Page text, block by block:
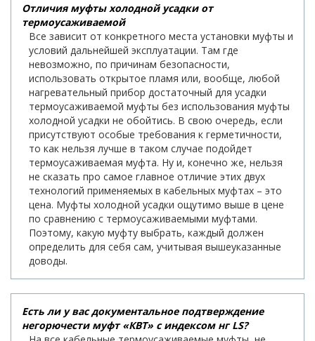
Отличия муфты холодной усадки от
термоусаживаемой
Все зависит от конкретного места установки муфты и
условий дальнейшей эксплуатации. Там где
невозможно, по причинам безопасности,
использовать открытое пламя или, вообще, любой
нагревательный прибор достаточный для усадки
термоусаживаемой муфты без использования муфты
холодной усадки не обойтись. В свою очередь, если
присутствуют особые требования к герметичности,
то как нельзя лучше в таком случае подойдет
термоусаживаемая муфта. Ну и, конечно же, нельзя
не сказать про самое главное отличие этих двух
технологий применяемых в кабельных муфтах – это
цена. Муфты холодной усадки ощутимо выше в цене
по сравнению с термоусаживаемыми муфтами.
Поэтому, какую муфту выбрать, каждый должен
определить для себя сам, учитывая вышеуказанные
доводы.
Есть ли у вас документальное подтверждение
негорючести муфт «КВТ» с индексом нг LS?